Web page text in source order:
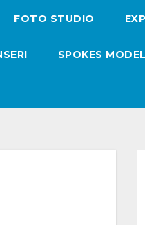
FOTO STUDIO
SPOKES